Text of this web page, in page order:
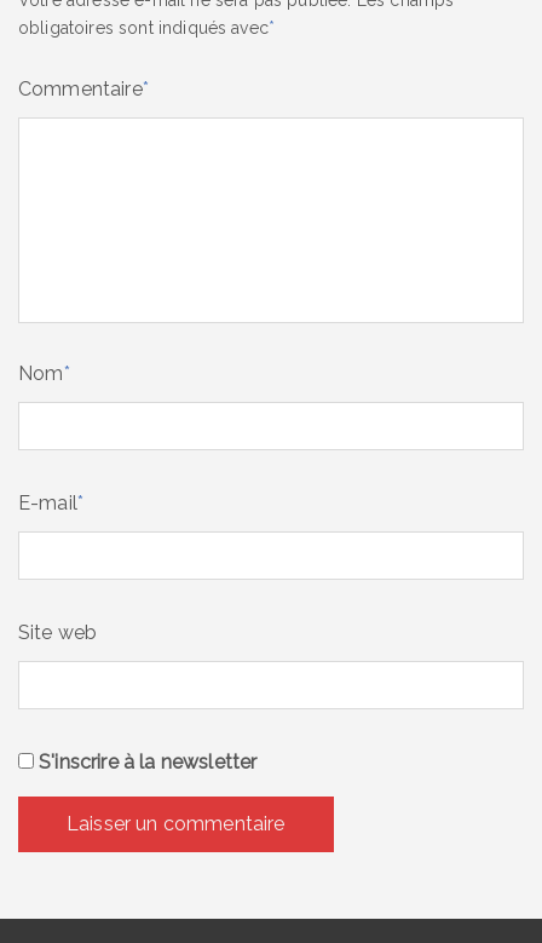
obligatoires sont indiqués avec*
Commentaire*
Nom*
E-mail*
Site web
S'inscrire à la newsletter